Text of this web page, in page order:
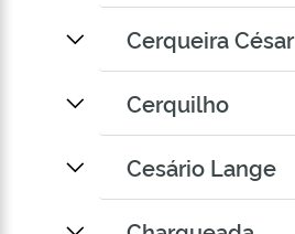
Cerqueira César
Cerquilho
Cesário Lange